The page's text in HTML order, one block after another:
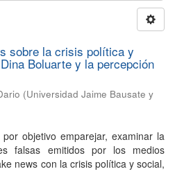
sobre la crisis política y
Boluarte y la percepción
(Universidad Jaime Bausate y
objetivo emparejar, examinar la
falsas emitidos por los medios
news con la crisis política y social,